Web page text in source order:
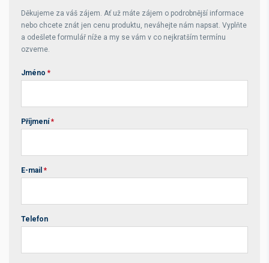
Děkujeme za váš zájem. Ať už máte zájem o podrobnější informace
nebo chcete znát jen cenu produktu, neváhejte nám napsat. Vyplňte
a odešlete formulář níže a my se vám v co nejkratším termínu
ozveme.
Jméno *
Příjmení *
E-mail *
Telefon